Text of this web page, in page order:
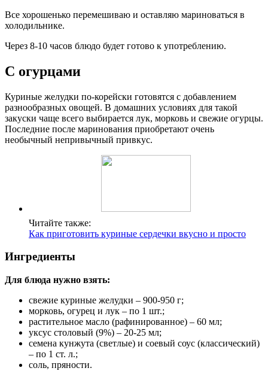
Все хорошенько перемешиваю и оставляю мариноваться в
холодильнике.
Через 8-10 часов блюдо будет готово к употреблению.
С огурцами
Куриные желудки по-корейски готовятся с добавлением
разнообразных овощей. В домашних условиях для такой
закуски чаще всего выбирается лук, морковь и свежие огурцы.
Последние после маринования приобретают очень
необычный непривычный привкус.
Читайте также:
Как приготовить куриные сердечки вкусно и просто
Ингредиенты
Для блюда нужно взять:
свежие куриные желудки – 900-950 г;
морковь, огурец и лук – по 1 шт.;
растительное масло (рафинированное) – 60 мл;
уксус столовый (9%) – 20-25 мл;
семена кунжута (светлые) и соевый соус (классический)
– по 1 ст. л.;
соль, пряности.